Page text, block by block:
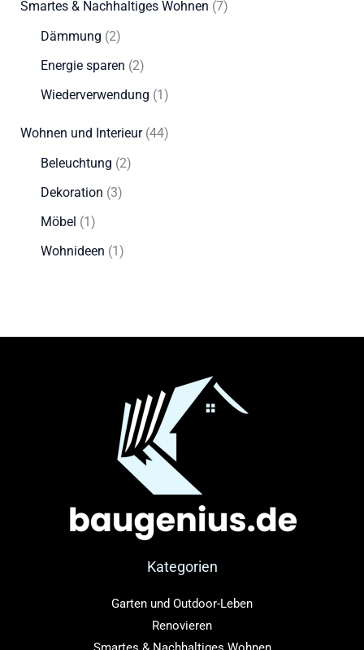
Smartes & Nachhaltiges Wohnen (7)
Dämmung (2)
Energie sparen (2)
Wiederverwendung (1)
Wohnen und Interieur(44)
Beleuchtung (2)
Dekoration (3)
Möbel (1)
Wohnideen (1)
Kategorien
Garten und Outdoor-Leben
Renovieren